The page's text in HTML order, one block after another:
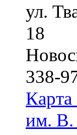
ул.
18
338-
Карта
им.